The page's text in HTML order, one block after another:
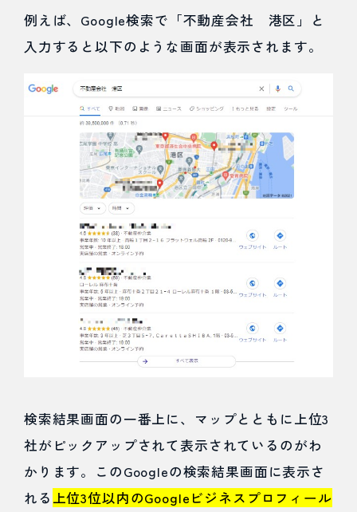
4.3
③：口
4.3.1
口コミ収
4.3.2
理・返信
例えば、Google検索で「不動産会社 港区」と
入力すると以下のような画面が表示されます。
検索結果画面の一番上に、マップとともに上位3
社がピックアップされて表示されているのがわ
かります。このGoogleの検索結果画面に表示さ
れる 上位3位以内のGoogleビジネスプロフィール